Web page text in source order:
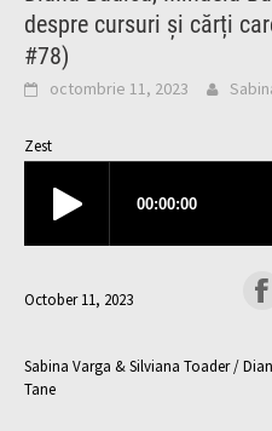
despre cursuri și cărți
#78)
octombrie 11, 2023
Zest
October 11, 2023
Sabina Varga & Silviana Toader /
Tane